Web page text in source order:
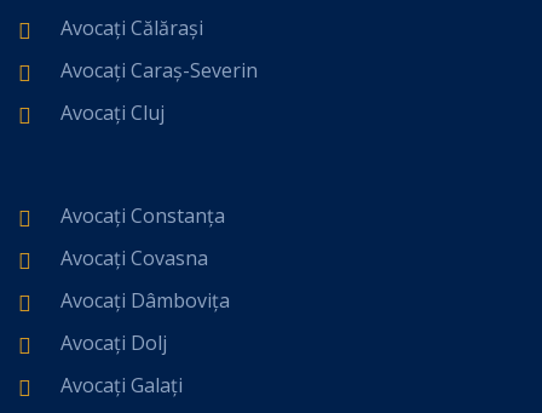
Avocați Călărași
Avocați Caraș-Severin
Avocați Cluj
Avocați Constanța
Avocați Covasna
Avocați Dâmbovița
Avocați Dolj
Avocați Galați